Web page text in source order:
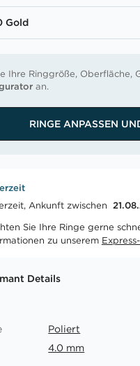
Gold
Ihre Ringgröße, Oberfläche,
an.
RINGE ANPASSEN
Ankunft zwischen
Sie Ihre Ringe gerne
zu unserem
Details
Poliert
4.0 mm